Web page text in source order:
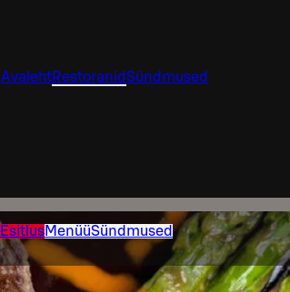
AvalehtRestoranidSündmused
EsitlusMenüüSündmused